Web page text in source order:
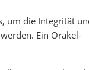
um die Integrität
Ein Orakel-